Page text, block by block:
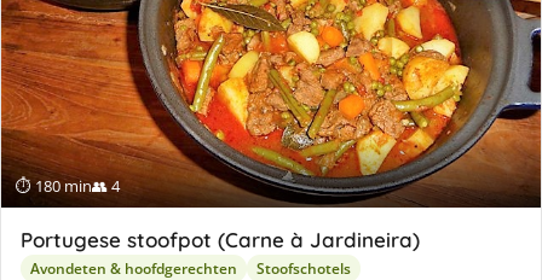
⏱ 180 min👥 4
Portugese stoofpot (Carne à Jardineira)
Avondeten & hoofdgerechten Stoofschotels